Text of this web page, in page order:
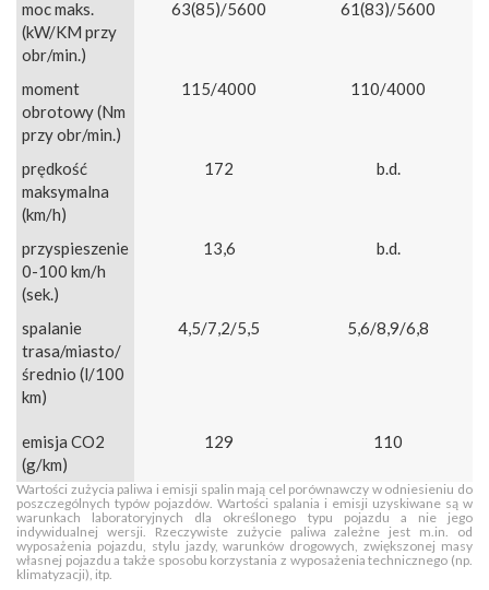
moc maks.
(kW/KM przy
obr/min.)
63(85)/5600 61(83)/5600
moment
obrotowy (Nm
przy obr/min.)
115/4000 110/4000
prędkość
maksymalna
(km/h)
172 b.d.
przyspieszenie
0-100 km/h
(sek.)
13,6 b.d.
spalanie
trasa/miasto/
średnio (l/100
km)
4,5/7,2/5,5 5,6/8,9/6,8
emisja CO2
(g/km)
129 110
Wartości zużycia paliwa i emisji spalin mają cel porównawczy w odniesieniu do
poszczególnych typów pojazdów. Wartości spalania i emisji uzyskiwane są w
warunkach laboratoryjnych dla określonego typu pojazdu a nie jego
indywidualnej wersji. Rzeczywiste zużycie paliwa zależne jest m.in. od
wyposażenia pojazdu, stylu jazdy, warunków drogowych, zwiększonej masy
własnej pojazdu a także sposobu korzystania z wyposażenia technicznego (np.
klimatyzacji), itp.